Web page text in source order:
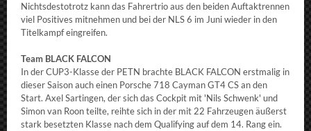
Nichtsdestotrotz kann das Fahrertrio aus den beiden Auftaktrennen
viel Positives mitnehmen und bei der NLS 6 im Juni wieder in den
Titelkampf eingreifen.
Team BLACK FALCON
In der CUP3-Klasse der PETN brachte BLACK FALCON erstmalig in
dieser Saison auch einen Porsche 718 Cayman GT4 CS an den
Start. Axel Sartingen, der sich das Cockpit mit 'Nils Schwenk' und
Simon van Roon teilte, reihte sich in der mit 22 Fahrzeugen äußerst
stark besetzten Klasse nach dem Qualifying auf dem 14. Rang ein.